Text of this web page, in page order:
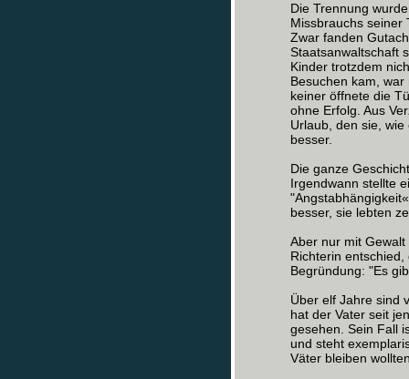
Die Trennung
Missbrauchs seiner
Zwar fanden
Staatsanwaltschaft
Kinder trotzdem
Besuchen kam,
keiner öffnete die
ohne Erfolg. Aus
Urlaub, den sie,
besser.
Die ganze
Irgendwann stellte
besser, sie lebten
Aber nur mit
Richterin
Begründung: "Es
Über elf Jahre sind
hat der Vater seit
gesehen. Sein Fall
und steht
Väter bleiben